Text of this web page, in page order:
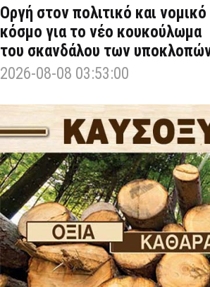
Οργή στον πολιτικό και νομικό
κόσμο για το νέο κουκούλωμα
του σκανδάλου των
2026-08-08 03:53:00